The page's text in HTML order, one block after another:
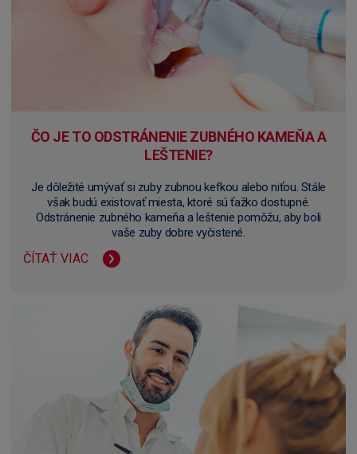
ČO JE TO ODSTRÁNENIE ZUBNÉHO KAMEŇA A
LEŠTENIE?
Je dôležité umývať si zuby zubnou kefkou alebo niťou. Stále
však budú existovať miesta, ktoré sú ťažko dostupné.
Odstránenie zubného kameňa a leštenie pomôžu, aby boli
vaše zuby dobre vyčistené.
ČÍTAŤ VIAC